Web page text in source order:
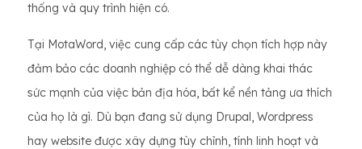
thống và quy trình hiện có.
Tại MotaWord, việc cung cấp các tùy chọn tích hợp này
đảm bảo các doanh nghiệp có thể dễ dàng khai thác
sức mạnh của việc bản địa hóa, bất kể nền tảng ưa thích
của họ là gì. Dù bạn đang sử dụng Drupal, Wordpress
hay website được xây dựng tùy chỉnh, tính linh hoạt và